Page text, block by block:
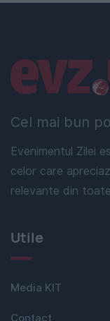
Cel mai bun
Evenimentul Zilei
celor care
relevante din
Linkuri utile
Utile
Media KIT
Contact